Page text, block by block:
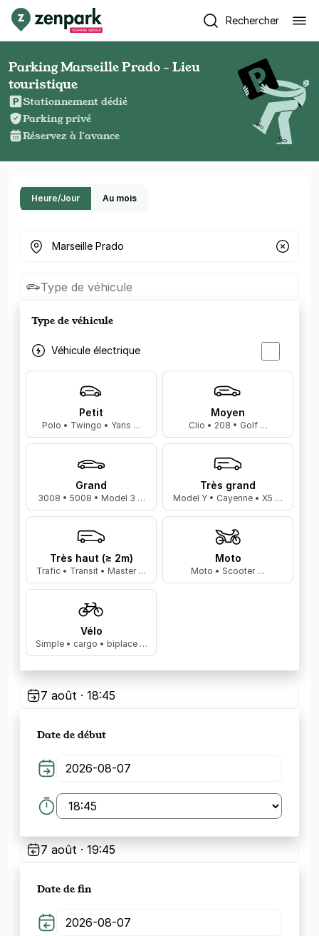
Rechercher
Parking Marseille Prado - Lieu
touristique
Stationnement dédié
Parking privé
Réservez à l'avance
Heure/Jour Au mois
Où cherchez-vous un parking ?
Type de véhicule
Type de véhicule
Véhicule électrique
Petit
Polo • Twingo • Yaris …
Moyen
Clio • 208 • Golf …
Grand
3008 • 5008 • Model 3 …
Très grand
Model Y • Cayenne • X5 …
Très haut (≥ 2m)
Trafic • Transit • Master …
Moto
Moto • Scooter …
Vélo
Simple • cargo • biplace …
7 août · 18:45
Date de début
7 août · 19:45
Date de fin